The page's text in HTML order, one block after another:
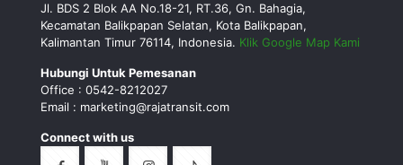
Jl. BDS 2 Blok AA No.18-21, RT.36, Gn. Bahagia,
Kecamatan Balikpapan Selatan, Kota Balikpapan,
Kalimantan Timur 76114, Indonesia. Klik Google Map Kami
Hubungi Untuk Pemesanan
Office : 0542-8212027
Email : marketing@rajatransit.com
Connect with us